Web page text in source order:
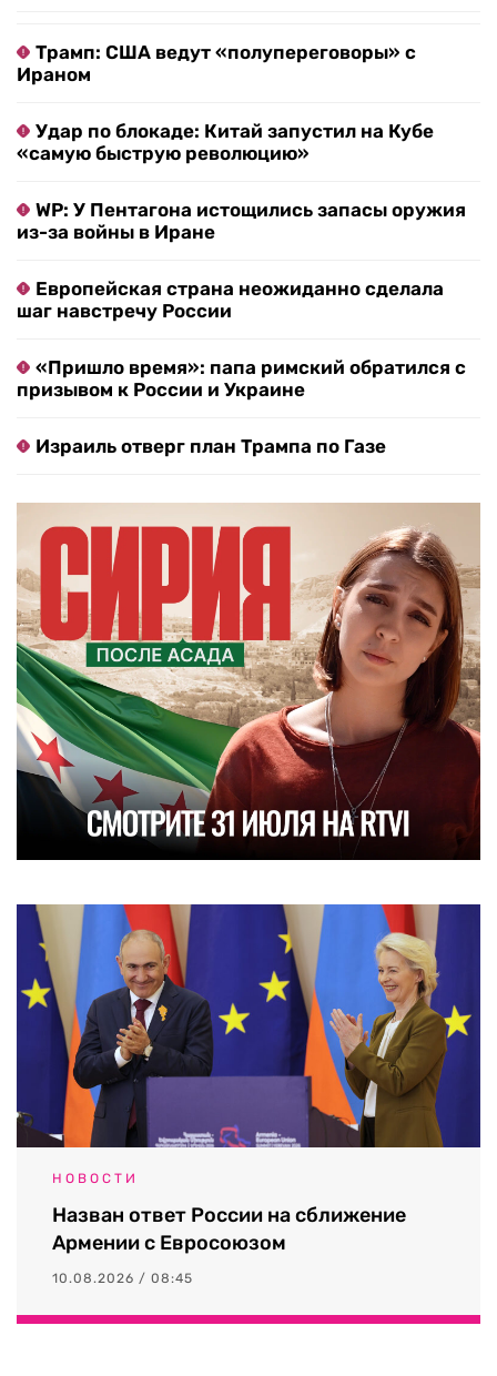
Трамп: США ведут «полупереговоры» с
Ираном
Удар по блокаде: Китай запустил на Кубе
«самую быструю революцию»
WP: У Пентагона истощились запасы оружия
из-за войны в Иране
Европейская страна неожиданно сделала
шаг навстречу России
«Пришло время»: папа римский обратился с
призывом к России и Украине
Израиль отверг план Трампа по Газе
НОВОСТИ
Назван ответ России на сближение
Армении с Евросоюзом
10.08.2026 / 08:45